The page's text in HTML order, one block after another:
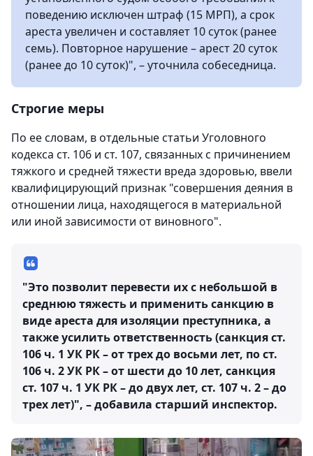
поведению исключен штраф (15 МРП), а срок
ареста увеличен и составляет 10 суток (ранее
семь). Повторное нарушение – арест 20 суток
(ранее до 10 суток)", – уточнила собеседница.
Строгие меры
По ее словам, в отдельные статьи Уголовного
кодекса ст. 106 и ст. 107, связанных с причинением
тяжкого и средней тяжести вреда здоровью, ввели
квалифицирующий признак "совершения деяния в
отношении лица, находящегося в материальной
или иной зависимости от виновного".
"Это позволит перевести их с небольшой в
среднюю тяжесть и применить санкцию в
виде ареста для изоляции преступника, а
также усилить ответственность (санкция ст.
106 ч. 1 УК РК – от трех до восьми лет, по ст.
106 ч. 2 УК РК – от шести до 10 лет, санкция
ст. 107 ч. 1 УК РК – до двух лет, ст. 107 ч. 2 – до
трех лет)", – добавила старший инспектор.